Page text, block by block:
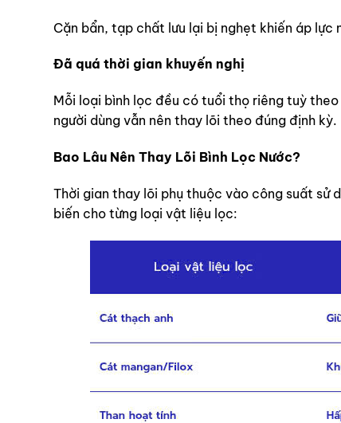
Cặn bẩn, tạp chất lưu lại bị nghẹt khiến áp lực
Đã quá thời gian khuyến nghị
Mỗi loại bình lọc đều có tuổi thọ riêng tuỳ
người dùng vẫn nên thay lõi theo đúng định kỳ.
Bao Lâu Nên Thay Lõi Bình Lọc Nước?
Thời gian thay lõi phụ thuộc vào công suất sử
biến cho từng loại vật liệu lọc: